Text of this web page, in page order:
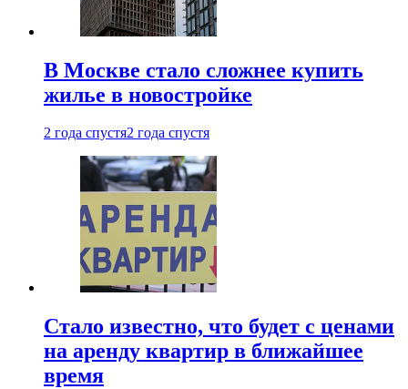
В Москве стало сложнее купить
жилье в новостройке
2 года спустя2 года спустя
Стало известно, что будет с ценами
на аренду квартир в ближайшее
время